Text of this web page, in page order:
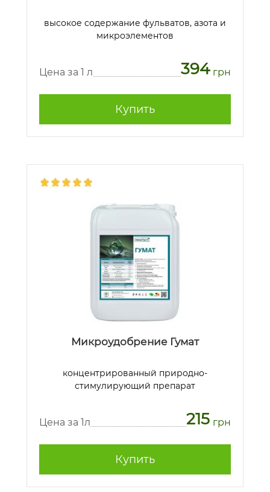
высокое содержание фульватов, азота и
микроэлементов
Цена за 1 л 394 грн
Купить
Микроудобрение Гумат
концентрированный природно-
стимулирующий препарат
Цена за 1л 215 грн
Купить